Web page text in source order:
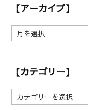
【アーカイブ】
ア
イ
】
【カテゴリー】
【
カ